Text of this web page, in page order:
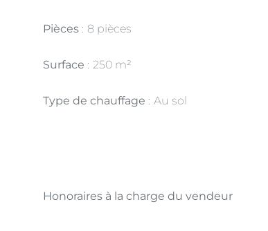
Pièces 8 pièces
Surface 250 m²
Type de chauffage Au sol
Honoraires à la charge du vendeur